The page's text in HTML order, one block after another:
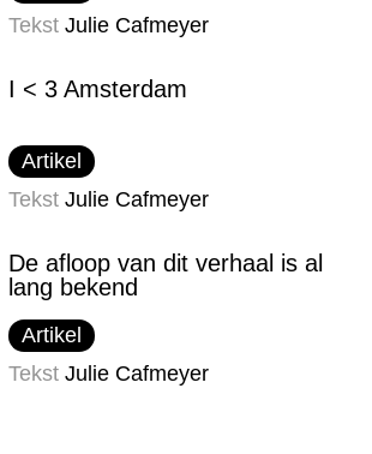
Tekst Julie Cafmeyer
I < 3 Amsterdam
Artikel
Tekst Julie Cafmeyer
De afloop van dit verhaal is al
lang bekend
Artikel
Tekst Julie Cafmeyer